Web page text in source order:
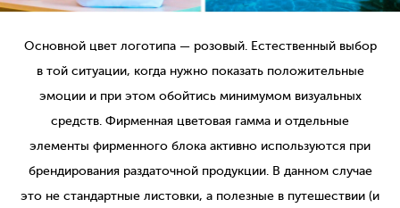
Основной цвет логотипа — розовый. Естественный выбор
в той ситуации, когда нужно показать положительные
эмоции и при этом обойтись минимумом визуальных
средств. Фирменная цветовая гамма и отдельные
элементы фирменного блока активно используются при
брендирования раздаточной продукции. В данном случае
это не стандартные листовки, а полезные в путешествии (и